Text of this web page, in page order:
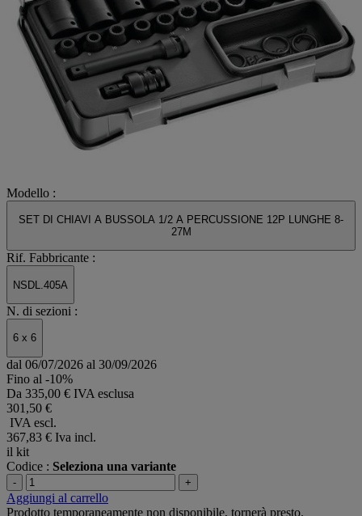
Modello :
SET DI CHIAVI A BUSSOLA 1/2 A PERCUSSIONE 12P LUNGHE 8-
27M
Rif. Fabbricante :
NSDL.405A
N. di sezioni :
6 x 6
dal 06/07/2026 al 30/09/2026
Fino al -10%
Da 335,00 € IVA esclusa
301,50 €
IVA escl.
367,83 € Iva incl.
il kit
Codice : Seleziona una variante
- +
Aggiungi al carrello
Prodotto temporaneamente non disponibile, tornerà presto.